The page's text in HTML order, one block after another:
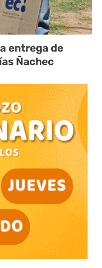
entrega de
Ñachec